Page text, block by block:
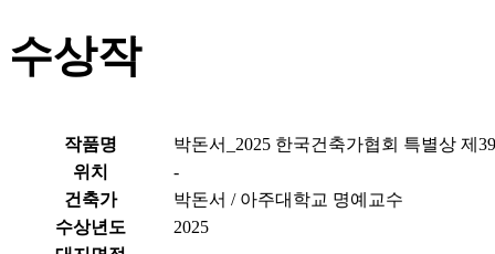
수상작
작품명
박돈서_2025 한국건축가협회 특별상 제
위치
-
건축가
박돈서 / 아주대학교 명예교수
수상년도
2025